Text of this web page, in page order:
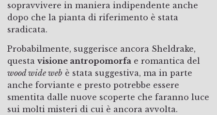
sopravvivere in maniera indipendente anche
dopo che la pianta di riferimento è stata
sradicata.
Probabilmente, suggerisce ancora Sheldrake,
questa visione antropomorfa e romantica del
wood wide web è stata suggestiva, ma in parte
anche forviante e presto potrebbe essere
smentita dalle nuove scoperte che faranno luce
sui molti misteri di cui è ancora avvolta.